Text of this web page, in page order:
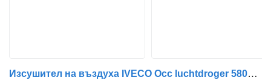
Изсушител на въздуха IVECO Occ luchtdroger 5801414426 за камион